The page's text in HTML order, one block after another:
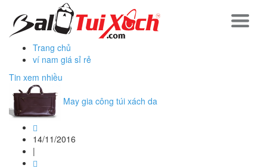
Trang chủ
ví nam giá sỉ rẻ
Tin xem nhiều
May gia công túi xách da
14/11/2016
|